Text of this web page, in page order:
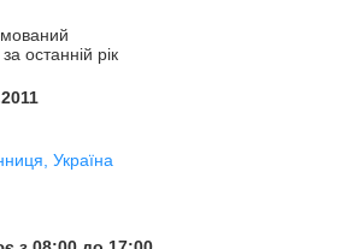
останній рік
Україна